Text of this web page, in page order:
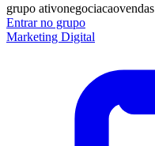
grupo ativonegociacaovendas
Entrar no grupo
Marketing Digital